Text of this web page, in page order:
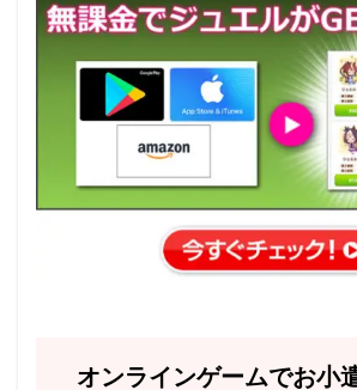
オンラインゲームでお小